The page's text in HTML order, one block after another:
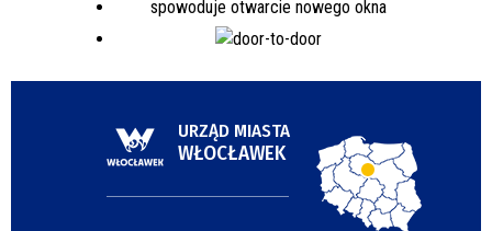
URZĄD MIASTA
WŁOCŁAWEK